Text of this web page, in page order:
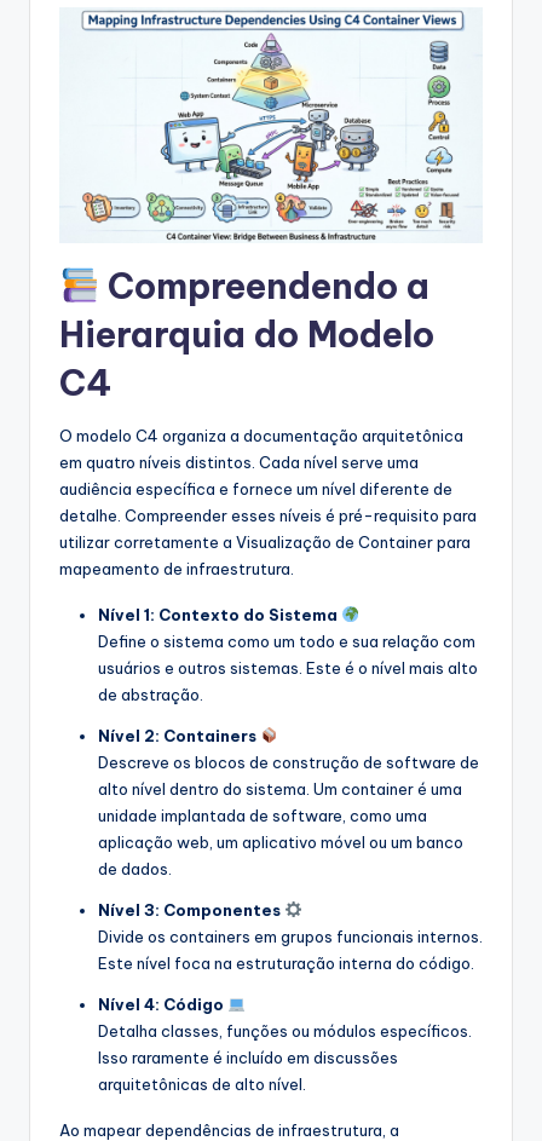
U
Compreendendo a
Hierarquia do Modelo
C4
O modelo C4 organiza a documentação arquitetônica
em quatro níveis distintos. Cada nível serve uma
audiência específica e fornece um nível diferente de
detalhe. Compreender esses níveis é pré-requisito para
utilizar corretamente a Visualização de Container para
mapeamento de infraestrutura.
Nível 1: Contexto do Sistema
Define o sistema como um todo e sua relação com
usuários e outros sistemas. Este é o nível mais alto
de abstração.
Nível 2: Containers
Descreve os blocos de construção de software de
alto nível dentro do sistema. Um container é uma
unidade implantada de software, como uma
aplicação web, um aplicativo móvel ou um banco
de dados.
Nível 3: Componentes
Divide os containers em grupos funcionais internos.
Este nível foca na estruturação interna do código.
Nível 4: Código
Detalha classes, funções ou módulos específicos.
Isso raramente é incluído em discussões
arquitetônicas de alto nível.
Ao mapear dependências de infraestrutura, a